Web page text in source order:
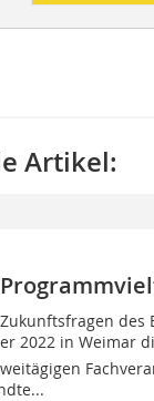
Artikel:
des
2022 in Weimar